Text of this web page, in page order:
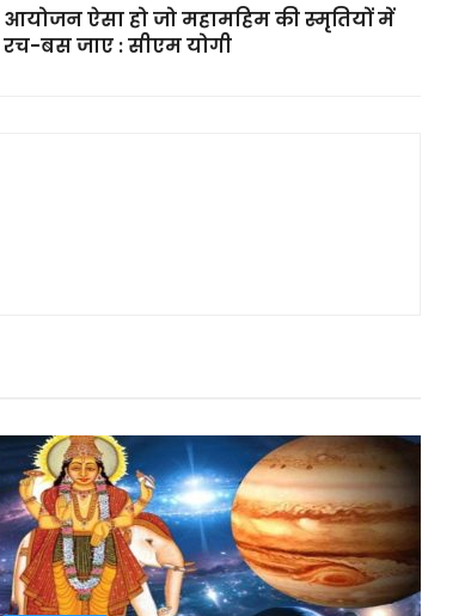
आयोजन ऐसा हो जो महामहिम की स्मृतियों में
रच-बस जाए : सीएम योगी